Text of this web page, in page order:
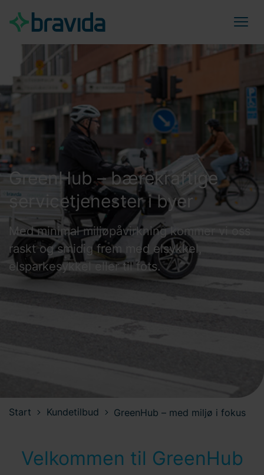
GreenHub – bærekraftige
servicetjenester i byer
Med minimal miljøpåvirkning kommer vi oss
raskt og smidig frem med elsykkel,
elsparkesykkel eller til fots.
Start Kundetilbud GreenHub – med miljø i fokus
Velkommen til GreenHub